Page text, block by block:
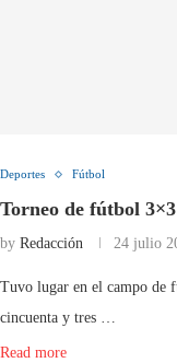
Deportes Fútbol
Torneo de fútbol
by Redacción 24 julio
Tuvo lugar en el campo de
cincuenta y tres …
Read more